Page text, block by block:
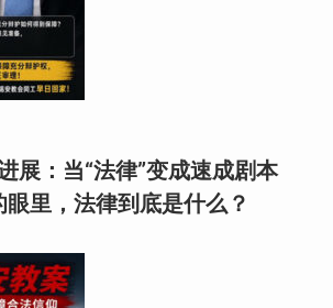
展：当“法律”变成速成剧本
里，法律到底是什么？